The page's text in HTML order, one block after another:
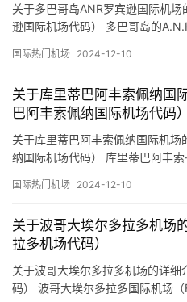
关于多巴哥岛ANR罗宾逊国际机
逊国际机场代码） 多巴哥岛的
TTCP）是位于特立尼达和多巴哥
（Arth…
国际热门机场 2024-12-10
关于库里蒂巴阿丰索佩纳国
巴阿丰索佩纳国际机场代码）
关于库里蒂巴阿丰索佩纳国际机
纳国际机场代码） 库里蒂巴阿丰
于巴西南部巴拉那州首府库里蒂
置： 机场位于巴拉…
国际热门机场 2024-12-10
关于波哥大埃尔多拉多机场
拉多机场代码）
关于波哥大埃尔多拉多机场的详
码） 波哥大埃尔多拉多国际机场